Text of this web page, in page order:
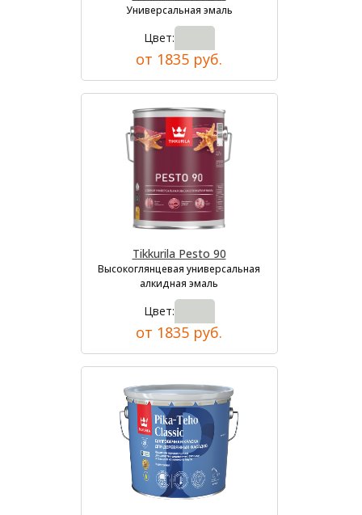
Универсальная эмаль
Цвет:
от 1835 руб.
Tikkurila Pesto 90
Высокоглянцевая универсальная
алкидная эмаль
Цвет:
от 1835 руб.